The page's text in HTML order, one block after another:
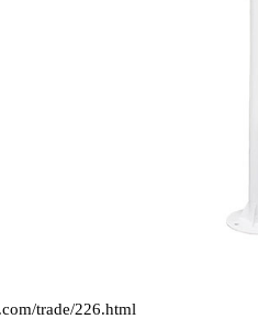
trade/226.html